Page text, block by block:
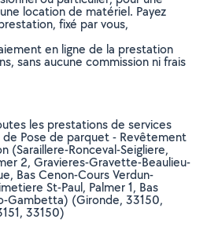
location de matériel. Payez
fixé par vous,
en ligne de la prestation
sans aucune commission ni frais
les prestations de services
Pose de parquet - Revêtement
(Saraillere-Ronceval-Seigliere,
2, Gravieres-Gravette-Beaulieu-
Bas Cenon-Cours Verdun-
St-Paul, Palmer 1, Bas
Gambetta) (Gironde, 33150,
33150)